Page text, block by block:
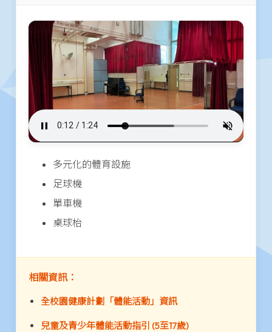
多元化的體育設施
足球機
單車機
桌球枱
相關資訊：
全校園健康計劃「體能活動」資訊
兒童及青少年體能活動指引 (5至17歲)